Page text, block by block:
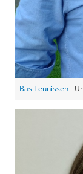
Bas Teunissen-